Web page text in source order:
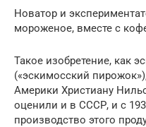
Новатор и
мороженое, вместе с
Такое изобретение, как
(«эскимосский
Америки Христиану
оценили и в СССР, и с
производство этого